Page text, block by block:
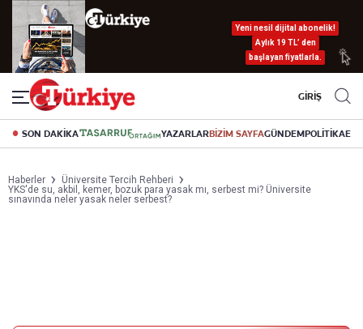
Yeni nesil dijital abonelik!
Aylık 19 TL’ den
başlayan fiyatlarla.
GİRİŞ
SON DAKİKA YAZARLARBİZİM SAYFAGÜNDEMPOLİTİKA
Haberler
Üniversite Tercih Rehberi
YKS'de su, akbil, kemer, bozuk para yasak mı, serbest mi? Üniversite
sınavında neler yasak neler serbest?